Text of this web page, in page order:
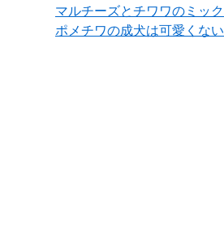
マルチーズとチワワのミッ
ポメチワの成犬は可愛くな